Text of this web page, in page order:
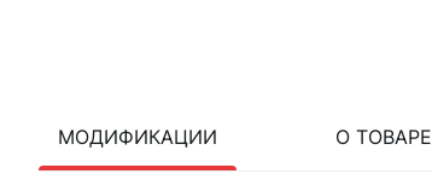
МОДИФИКАЦИИ О ТОВАРЕ